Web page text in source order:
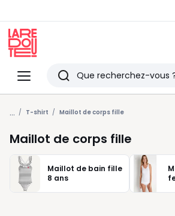
Menu
Redoute
Rechercher
Derniers
articles
vus
... T-shirt Maillot de corps fille
Maillot de corps fille
Maillot de bain fille
8 ans